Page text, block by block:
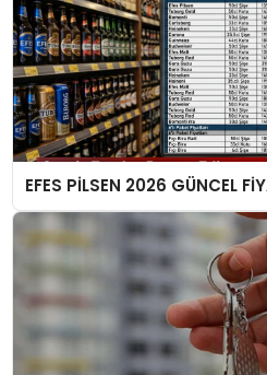
EFES PİLSEN 2026 GÜNCEL